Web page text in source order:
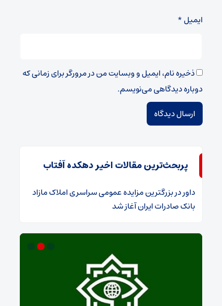
ایمیل*
ذخیره نام، ایمیل و وبسایت من در مرورگر برای زمانی که
دوباره دیدگاهی می‌نویسم.
پربحث‌ترین مقالات اخیر دهکده آفتاب
داوردر​بزرگترین مزایده عمومی سراسری املاک مازاد
بانک صادرات ایران آغاز شد